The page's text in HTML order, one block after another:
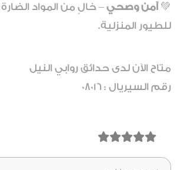
💚 آمن وصحي – خالٍ من المواد
للطيور المنزلية.
متاح الآن لدى حدائق روابي النيل
رقم السيريال : 08016